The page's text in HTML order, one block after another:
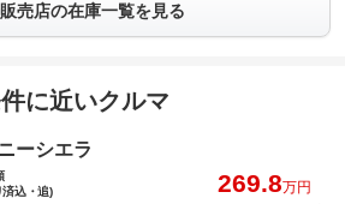
売店の在庫一覧を見る
に近いクルマ
ーシエラ
済込・追)
269.8万円